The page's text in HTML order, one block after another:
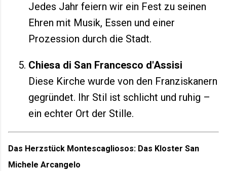
Jedes Jahr feiern wir ein Fest zu seinen
Ehren mit Musik, Essen und einer
Prozession durch die Stadt.
Chiesa di San Francesco d'Assisi
Diese Kirche wurde von den Franziskanern
gegründet. Ihr Stil ist schlicht und ruhig –
ein echter Ort der Stille.
Das Herzstück Montescagliosos: Das Kloster San
Michele Arcangelo